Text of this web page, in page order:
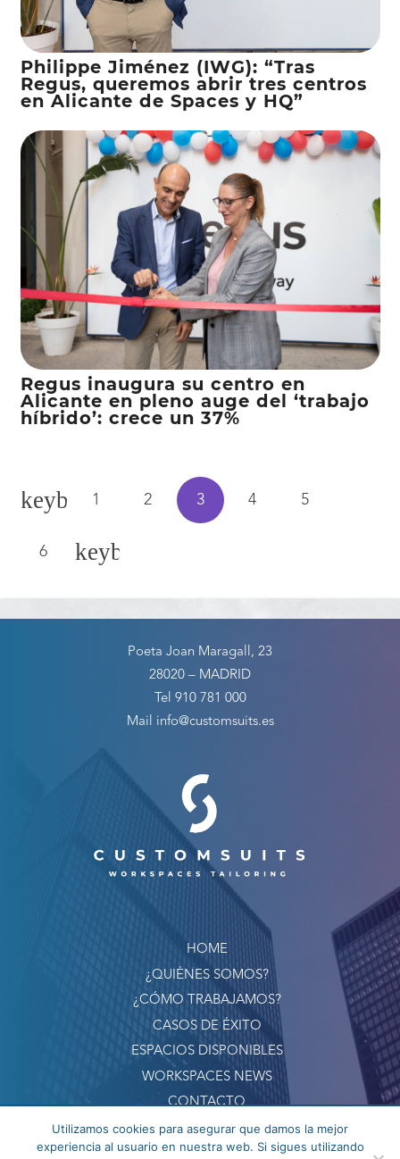
Philippe Jiménez (IWG): “Tras
Regus, queremos abrir tres centros
en Alicante de Spaces y HQ”
Regus inaugura su centro en
Alicante en pleno auge del ‘trabajo
híbrido’: crece un 37%
Paginación
de
1 2 3 4 5
6
Poeta Joan Maragall, 23
28020 – MADRID
Tel 910 781 000
Mail info@customsuits.es
HOME
¿QUIÉNES SOMOS?
¿CÓMO TRABAJAMOS?
CASOS DE ÉXITO
ESPACIOS DISPONIBLES
WORKSPACES NEWS
CONTACTO
Utilizamos cookies para asegurar que damos la mejor
experiencia al usuario en nuestra web. Si sigues utilizando